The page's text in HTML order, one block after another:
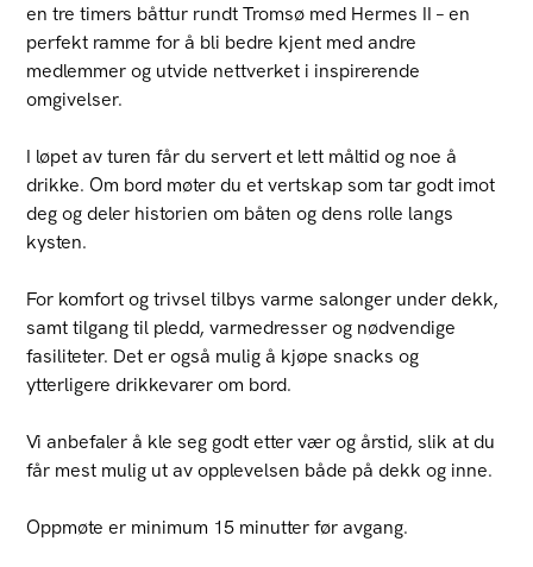
en tre timers båttur rundt Tromsø med Hermes II – en
perfekt ramme for å bli bedre kjent med andre
medlemmer og utvide nettverket i inspirerende
omgivelser.
I løpet av turen får du servert et lett måltid og noe å
drikke. Om bord møter du et vertskap som tar godt imot
deg og deler historien om båten og dens rolle langs
kysten.
For komfort og trivsel tilbys varme salonger under dekk,
samt tilgang til pledd, varmedresser og nødvendige
fasiliteter. Det er også mulig å kjøpe snacks og
ytterligere drikkevarer om bord.
Vi anbefaler å kle seg godt etter vær og årstid, slik at du
får mest mulig ut av opplevelsen både på dekk og inne.
Oppmøte er minimum 15 minutter før avgang.